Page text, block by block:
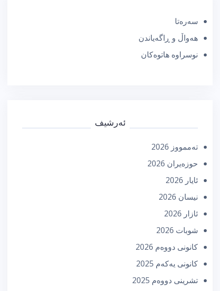
سەرەتا
هەواڵ و ڕاگەیاندن
نوسراوە هاتوەکان
ئەرشیف
تەممووز 2026
حوزه‌یران 2026
ئایار 2026
نیسان 2026
ئازار 2026
شوبات 2026
كانونی دووه‌م 2026
كانونی یه‌كه‌م 2025
تشرینی دووه‌م 2025